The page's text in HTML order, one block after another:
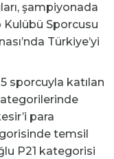
şampiyonada
Sporcusu
Türkiye’yi
sporcuyla katılan
para
temsil
P21 kategorisi